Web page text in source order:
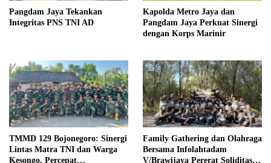
Pangdam Jaya Tekankan
Integritas PNS TNI AD
Kapolda Metro Jaya dan
Pangdam Jaya Perkuat Sinergi
dengan Korps Marinir
TMMD 129 Bojonegoro: Sinergi
Lintas Matra TNI dan Warga
Kesongo, Percepat
Family Gathering dan Olahraga
Bersama Infolahtadam
V/Brawijaya Pererat Soliditas